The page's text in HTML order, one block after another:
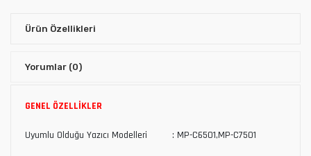
Ürün Özellikleri
Yorumlar (0)
GENEL ÖZELLİKLER
Uyumlu Olduğu Yazıcı Modelleri : MP-C6501,MP-C7501